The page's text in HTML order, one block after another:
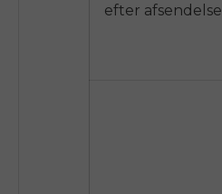
efter afsendelse